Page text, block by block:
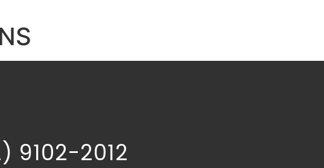
9102-2012